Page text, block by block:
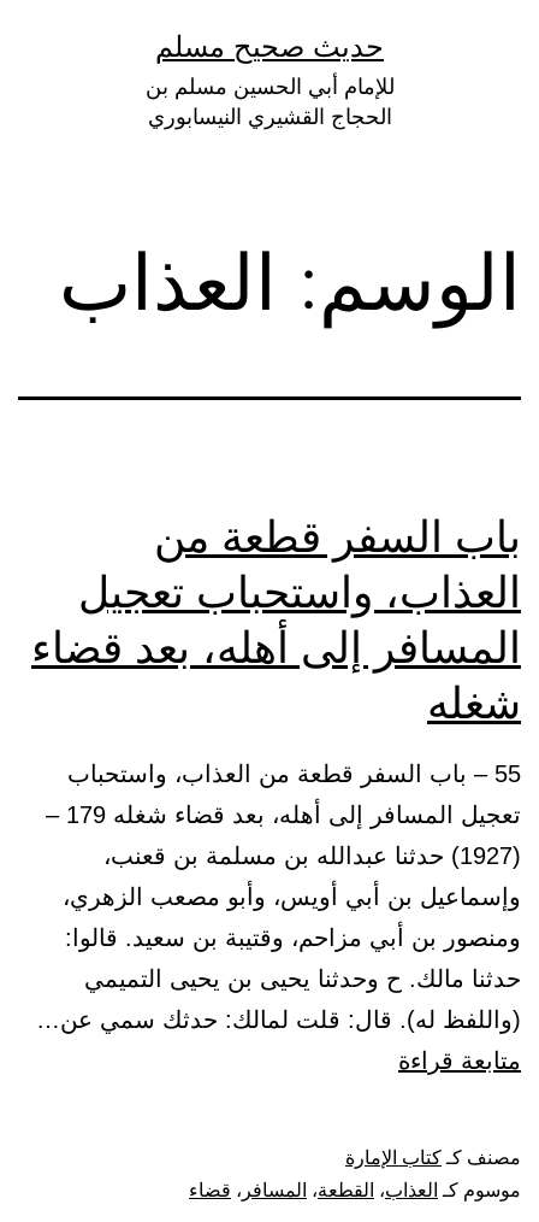
حديث صحيح مسلم
للإمام أبي الحسين مسلم بن
الحجاج القشيري النيسابوري
الوسم: العذاب
باب السفر قطعة من
العذاب، واستحباب تعجيل
المسافر إلى أهله، بعد قضاء
شغله
55 – باب السفر قطعة من العذاب، واستحباب
تعجيل المسافر إلى أهله، بعد قضاء شغله 179 –
(1927) حدثنا عبدالله بن مسلمة بن قعنب،
وإسماعيل بن أبي أويس، وأبو مصعب الزهري،
ومنصور بن أبي مزاحم، وقتيبة بن سعيد. قالوا:
حدثنا مالك. ح وحدثنا يحيى بن يحيى التميمي
(واللفظ له). قال: قلت لمالك: حدثك سمي عن…
متابعة قراءة
قطعة
من
مصنف كـكتاب الإمارة
موسوم كـ العذاب، القطعة، المسافر ، قضاء